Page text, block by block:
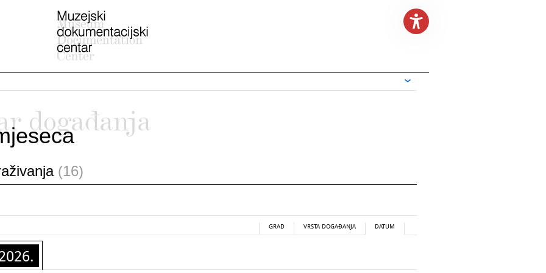
događanja
(16)
GRAD VRSTA DOGAĐANJA DATUM